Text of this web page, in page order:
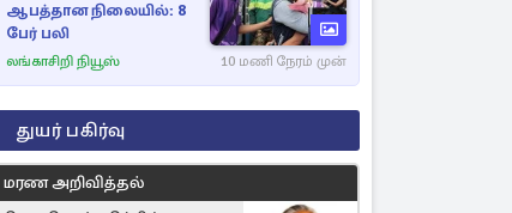
ஆபத்தான நிலையில்: 8
பேர் பலி
லங்காசிறி நியூஸ் 10 மணி நேரம் முன்
துயர் பகிர்வு
மரண அறிவித்தல்